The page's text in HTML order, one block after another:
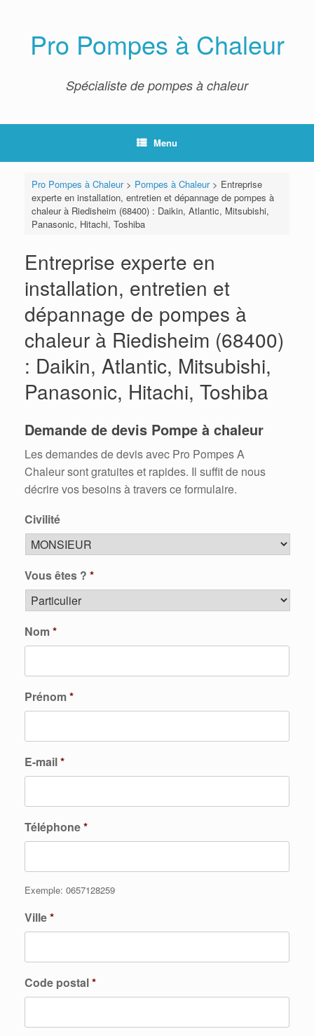
Pro Pompes à Chaleur
Spécialiste de pompes à chaleur
Menu
Pro Pompes à Chaleur> Pompes à Chaleur> Entreprise
experte en installation, entretien et dépannage de pompes à
chaleur à Riedisheim (68400) : Daikin, Atlantic, Mitsubishi,
Panasonic, Hitachi, Toshiba
Entreprise experte en
installation, entretien et
dépannage de pompes à
chaleur à Riedisheim (68400)
: Daikin, Atlantic, Mitsubishi,
Panasonic, Hitachi, Toshiba
Demande de devis Pompe à chaleur
Les demandes de devis avec Pro Pompes A
Chaleur sont gratuites et rapides. Il suffit de nous
décrire vos besoins à travers ce formulaire.
Civilité
Vous êtes ? *
Nom*
Prénom*
E-mail*
Téléphone*
Exemple: 0657128259
Ville*
Code postal*